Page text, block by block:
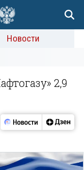
Новости
2,9